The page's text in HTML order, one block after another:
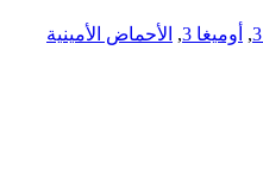
, أوميغا 3 , الأحماض الأمينية